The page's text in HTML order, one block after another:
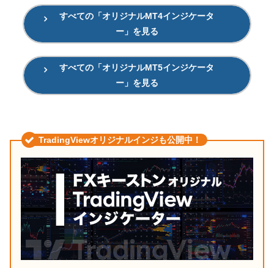
すべての「オリジナルMT4インジケータ
ー」を見る
すべての「オリジナルMT5インジケータ
ー」を見る
TradingViewオリジナルインジも公開中！